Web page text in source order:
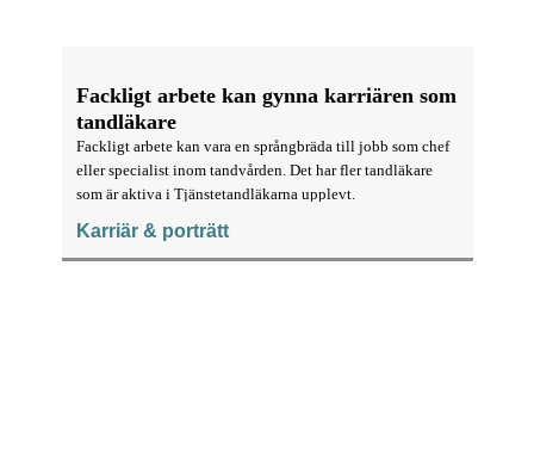
Fackligt arbete kan gynna karriären som
tandläkare
Fackligt arbete kan vara en språngbräda till jobb som chef
eller specialist inom tandvården. Det har fler tandläkare
som är aktiva i Tjänstetandläkarna upplevt.
Karriär & porträtt